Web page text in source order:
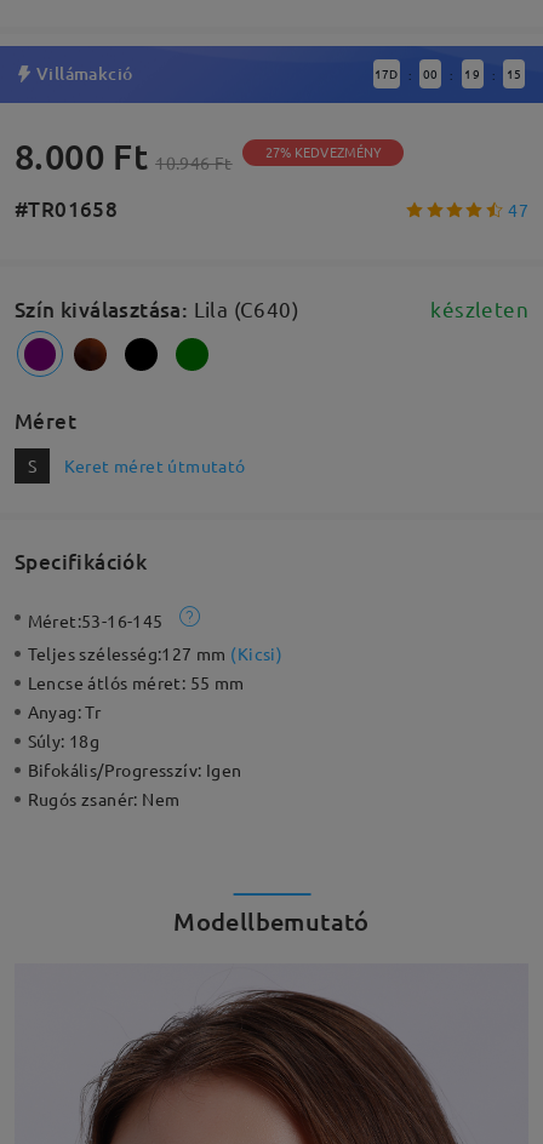
Villámakció 17D : 00 : 19 : 14
8.000 Ft 10.946 Ft 27% KEDVEZMÉNY
#TR01658 47
Szín kiválasztása: Lila (C640) készleten
Méret
S Keret méret útmutató
Specifikációk
Méret:53-16-145
Teljes szélesség:127 mm (Kicsi)
Lencse átlós méret: 55 mm
Anyag:Tr
Súly: 18g
Bifokális/Progresszív: Igen
Rugós zsanér: Nem
Modellbemutató